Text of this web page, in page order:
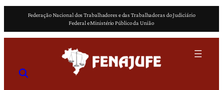
o
Federação Nacional dos Trabalhadores e das Trabalhadoras do Judiciário
Federal e Ministério Público da União